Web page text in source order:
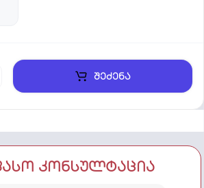
შეძენა
კონსულტაცია